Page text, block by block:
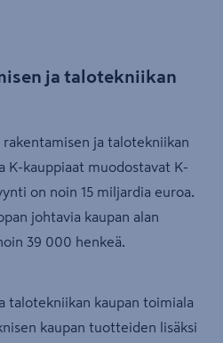
ja talotekniikan
rakentamisen ja talotekniikan
K-kauppiaat muodostavat K-
on noin 15 miljardia euroa.
johtavia kaupan alan
39 000 henkeä.
talotekniikan kaupan toimiala
kaupan tuotteiden lisäksi